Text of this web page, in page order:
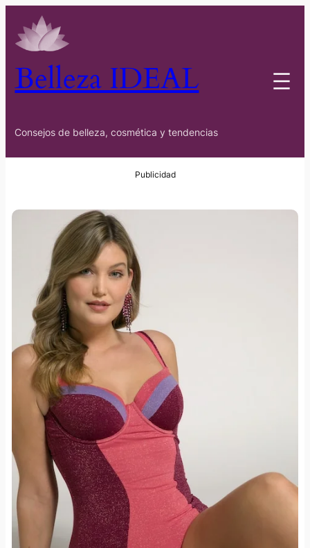
Belleza IDEAL
Consejos de belleza, cosmética y tendencias